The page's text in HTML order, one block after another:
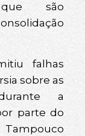
que são
falhas
sobre as
a
parte do